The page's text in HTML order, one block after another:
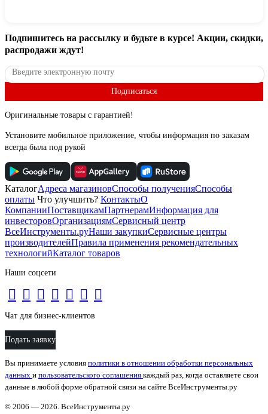
Подпишитесь на рассылку и будьте в курсе! Акции, скидки,
распродажи ждут!
Подписаться
Оригинальные товары с гарантией!
Установите мобильное приложение, чтобы информация по заказам
всегда была под рукой
КаталогАдреса магазиновСпособы полученияСпособы
оплаты Что улучшить? КонтактыО
КомпанииПоставщикамПартнерамИнформация для
инвесторовОрганизациямСервисный центр
ВсеИнструменты.руНаши закупкиСервисные центры
производителейПравила применения рекомендательных
технологийКаталог товаров
Наши соцсети
Чат для бизнес-клиентов
Подать заявку
Вы принимаете условия политики в отношении обработки персональных
данных и пользовательского соглашения каждый раз, когда оставляете свои
данные в любой форме обратной связи на сайте ВсеИнструменты.ру
© 2006 — 2026. ВсеИнструменты.ру